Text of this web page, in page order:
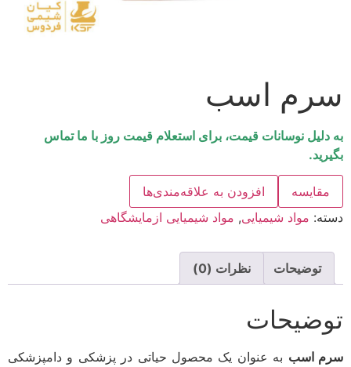
سرم اسب
به دلیل نوسانات قیمت، برای استعلام قیمت روز با ما تماس
بگیرید.
مقایسه
افزودن به علاقه‌مندی‌ها
دسته: مواد شیمیایی, مواد شیمیایی ازمایشگاهی
توضیحات نظرات (0)
توضیحات
سرم اسب به عنوان یک محصول حیاتی در پزشکی و دامپزشکی